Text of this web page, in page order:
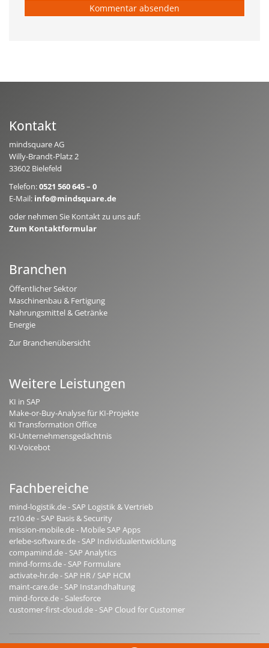
Kontakt
mindsquare AG
Willy-Brandt-Platz 2
33602 Bielefeld
Telefon:0521 560 645 – 0
E-Mail: info@mindsquare.de
oder nehmen Sie Kontakt zu uns auf:
Zum Kontaktformular
Branchen
Öffentlicher Sektor
Maschinenbau & Fertigung
Nahrungsmittel & Getränke
Energie
Zur Branchenübersicht
Weitere Leistungen
KI in SAP
Make-or-Buy-Analyse für KI-Projekte
KI Transformation Office
KI-Unternehmensgedächtnis
KI-Voicebot
Fachbereiche
mind-logistik.de - SAP Logistik & Vertrieb
rz10.de - SAP Basis & Security
mission-mobile.de - Mobile SAP Apps
erlebe-software.de - SAP Individualentwicklung
compamind.de - SAP Analytics
mind-forms.de - SAP Formulare
activate-hr.de - SAP HR / SAP HCM
maint-care.de - SAP Instandhaltung
mind-force.de - Salesforce
customer-first-cloud.de - SAP Cloud for Customer